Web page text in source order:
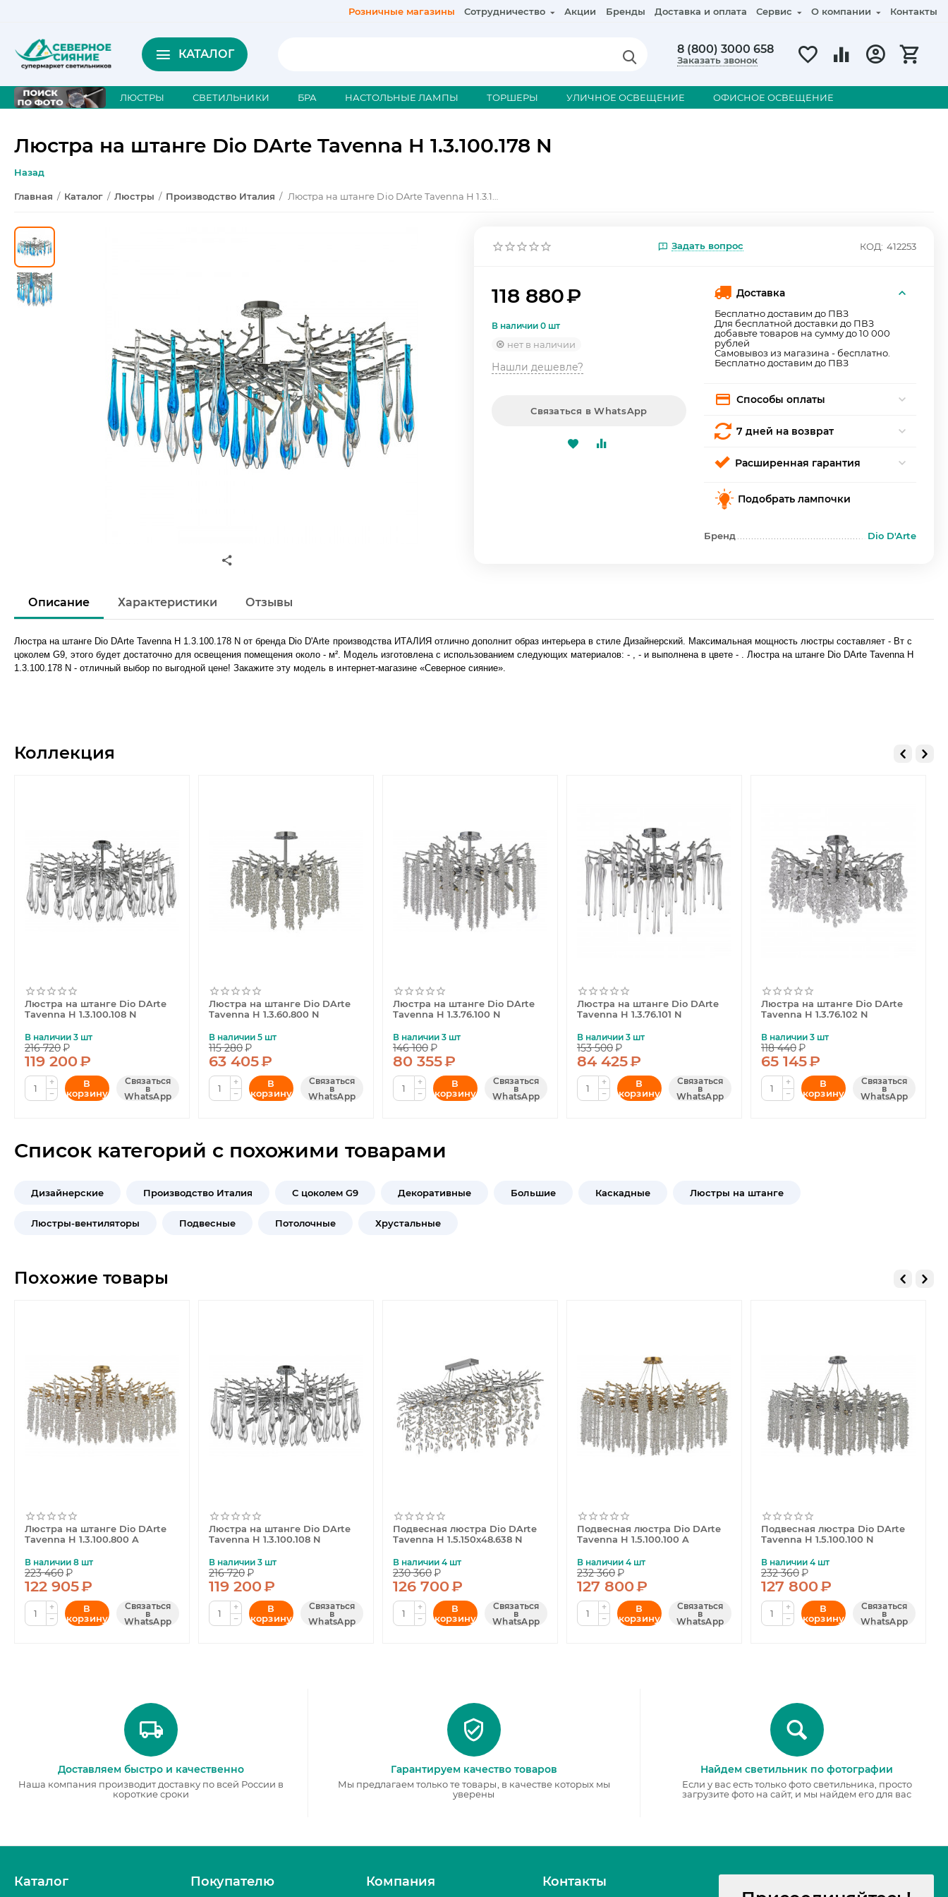
Розничные магазины Сотрудничество Акции Бренды Доставка и оплата Сервис О компании Контакты
КАТАЛОГ 8 (800) 3000 658
Заказать звонок
ЛЮСТРЫ СВЕТИЛЬНИКИ БРА НАСТОЛЬНЫЕ ЛАМПЫ ТОРШЕРЫ УЛИЧНОЕ ОСВЕЩЕНИЕ ОФИСНОЕ ОСВЕЩЕНИЕ
Люстра на штанге Dio DArte Tavenna H 1.3.100.178 N
Назад
Главная / Каталог / Люстры / Производство Италия /
Задать вопрос КОД: 412253
118 880₽
В наличии 0 шт
нет в наличии
Нашли дешевле?
Связаться в WhatsApp
Доставка
Бесплатно доставим до ПВЗ
Для бесплатной доставки до ПВЗ
добавьте товаров на сумму до 10 000
рублей
Самовывоз из магазина - бесплатно.
Бесплатно доставим до ПВЗ
Способы оплаты
7 дней на возврат
Расширенная гарантия
Подобрать лампочки
Бренд Dio D'Arte
Описание Характеристики Отзывы
Люстра на штанге Dio DArte Tavenna H 1.3.100.178 N от бренда Dio D'Arte производства ИТАЛИЯ отлично дополнит образ интерьера в стиле Дизайнерский. Максимальная мощность люстры составляет - Вт с
цоколем G9, этого будет достаточно для освещения помещения около - м². Модель изготовлена с использованием следующих материалов: - , - и выполнена в цвете - . Люстра на штанге Dio DArte Tavenna H
1.3.100.178 N - отличный выбор по выгодной цене! Закажите эту модель в интернет-магазине «Северное сияние».
Коллекция
Люстра на штанге Dio DArte
Tavenna H 1.3.100.108 N
В наличии 3 шт
216 720₽
119 200₽
+
−
В
корзину
Связаться
в
WhatsApp
Люстра на штанге Dio DArte
Tavenna H 1.3.60.800 N
В наличии 5 шт
115 280₽
63 405₽
+
−
В
корзину
Связаться
в
WhatsApp
Люстра на штанге Dio DArte
Tavenna H 1.3.76.100 N
В наличии 3 шт
146 100₽
80 355₽
+
−
В
корзину
Связаться
в
WhatsApp
Люстра на штанге Dio DArte
Tavenna H 1.3.76.101 N
В наличии 3 шт
153 500₽
84 425₽
+
−
В
корзину
Связаться
в
WhatsApp
Люстра на штанге Dio DArte
Tavenna H 1.3.76.102 N
В наличии 3 шт
118 440₽
65 145₽
+
−
В
корзину
Связаться
в
WhatsApp
Список категорий с похожими товарами
Дизайнерские Производство Италия С цоколем G9 Декоративные Большие Каскадные Люстры на штанге
Люстры-вентиляторы Подвесные Потолочные Хрустальные
Похожие товары
Люстра на штанге Dio DArte
Tavenna H 1.3.100.800 A
В наличии 8 шт
223 460₽
122 905₽
+
−
В
корзину
Связаться
в
WhatsApp
Люстра на штанге Dio DArte
Tavenna H 1.3.100.108 N
В наличии 3 шт
216 720₽
119 200₽
+
−
В
корзину
Связаться
в
WhatsApp
Подвесная люстра Dio DArte
Tavenna H 1.5.150x48.638 N
В наличии 4 шт
230 360₽
126 700₽
+
−
В
корзину
Связаться
в
WhatsApp
Подвесная люстра Dio DArte
Tavenna H 1.5.100.100 A
В наличии 4 шт
232 360₽
127 800₽
+
−
В
корзину
Связаться
в
WhatsApp
Подвесная люстра Dio DArte
Tavenna H 1.5.100.100 N
В наличии 4 шт
232 360₽
127 800₽
+
−
В
корзину
Связаться
в
WhatsApp
Доставляем быстро и качественно
Наша компания производит доставку по всей России в
короткие сроки
Гарантируем качество товаров
Мы предлагаем только те товары, в качестве которых мы
уверены
Найдем светильник по фотографии
Если у вас есть только фото светильника, просто
загрузите фото на сайт, и мы найдем его для вас
Каталог Покупателю Компания Контакты